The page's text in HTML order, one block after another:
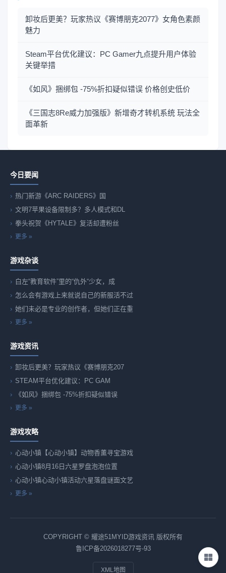
卸妆后更美？玩家热议《赛博朋克2077》女角色素颜
魅力
Steam平台优化建议：PC Gamer九点提升用户体验
关键举措
《如风》捆绑包 -75%折扣疑似错误 价格创史低价
《三国志8Re威力加强版》新增奇才转机系统 玩法全
面革新
今日要闻
热门新游《ARC RAIDERS》国
文明7苹果设备限制多？多人模式和DL
拳头祝贺《HYTALE》复活却遭粉丝
更多 »
游戏杂谈
白左“教育软件”里的“仇外“少女，成
怎么会有游戏上来就说自己的新服活不过
她们未必是专业的创作者，但她们正在重
更多 »
游戏资讯
卸妆后更美？玩家热议《赛博朋克207
STEAM平台优化建议：PC GAM
《如风》捆绑包 -75%折扣疑似错误
更多 »
游戏攻略
心动小镇【心动小镇】动物香薰寻宝游戏
心动小镇8月16日六星罗盘泡泡位置
心动小镇心动小镇活动六星落盘谜面文艺
更多 »
COPYRIGHT © 耀途51MYID游戏资讯 版权所有
鲁ICP备2026018277号-93
XML地图